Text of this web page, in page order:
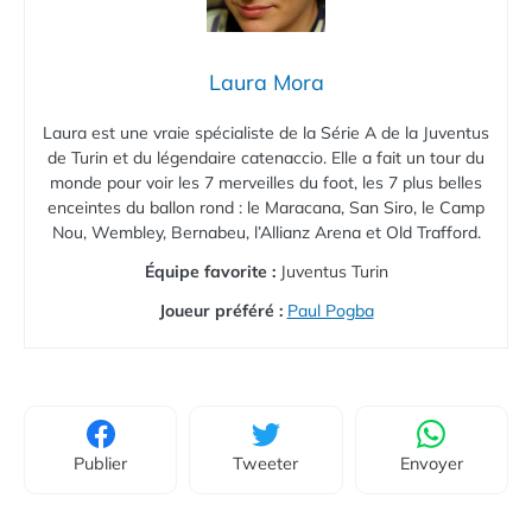
Laura Mora
Laura est une vraie spécialiste de la Série A de la Juventus
de Turin et du légendaire catenaccio. Elle a fait un tour du
monde pour voir les 7 merveilles du foot, les 7 plus belles
enceintes du ballon rond : le Maracana, San Siro, le Camp
Nou, Wembley, Bernabeu, l’Allianz Arena et Old Trafford.
Équipe favorite :Juventus Turin
Joueur préféré : Paul Pogba
Publier Tweeter Envoyer